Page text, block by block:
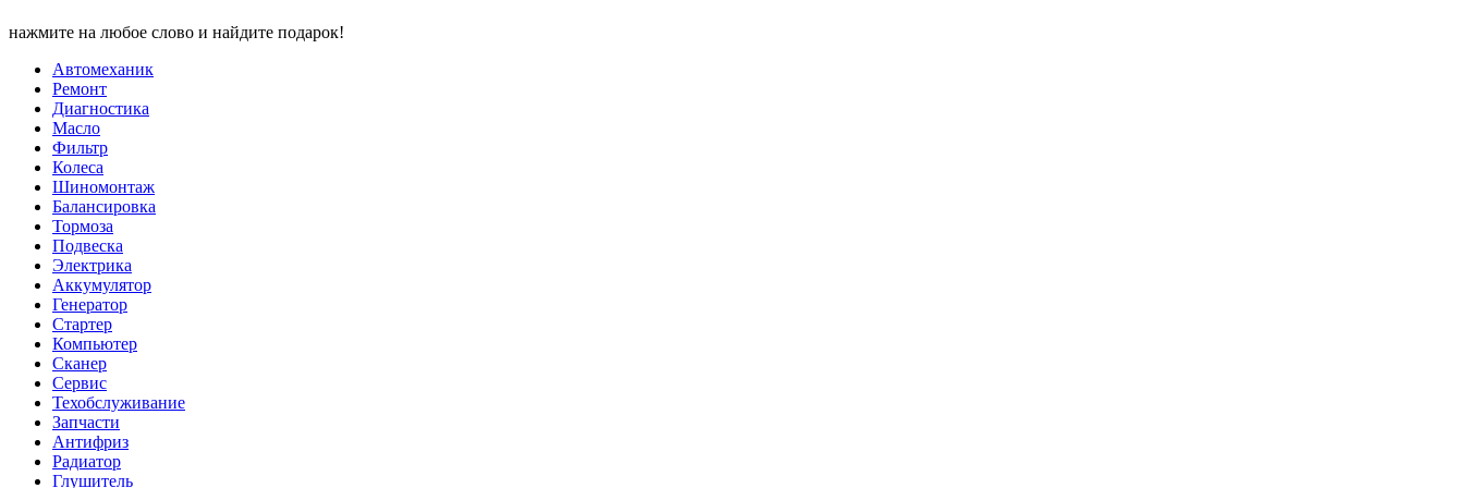
нажмите на любое слово и найдите подарок!
Автомеханик
Ремонт
Диагностика
Масло
Фильтр
Колеса
Шиномонтаж
Балансировка
Тормоза
Подвеска
Электрика
Аккумулятор
Генератор
Стартер
Компьютер
Сканер
Сервис
Техобслуживание
Запчасти
Антифриз
Радиатор
Глушитель